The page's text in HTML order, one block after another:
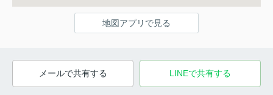
地図アプリで見る
メールで共有する LINEで共有する